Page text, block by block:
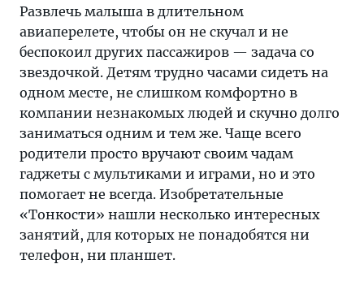
понадобятся
телефон,
ни
Развлечь малыша в длительном
авиаперелете, чтобы он не скучал и не
беспокоил других пассажиров — задача со
звездочкой. Детям трудно часами сидеть на
одном месте, не слишком комфортно в
компании незнакомых людей и скучно долго
заниматься одним и тем же. Чаще всего
родители просто вручают своим чадам
гаджеты с мультиками и играми, но и это
помогает не всегда. Изобретательные
«Тонкости» нашли несколько интересных
занятий, для которых не понадобятся ни
телефон, ни планшет.